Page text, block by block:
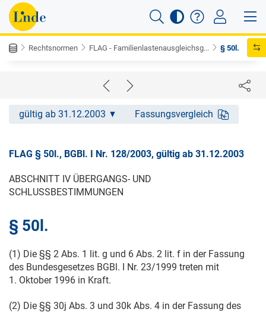
Rechtsnormen FLAG - Familienlastenausgleichsg... § 50l.
gültig ab 31.12.2003 Fassungsvergleich
FLAG § 50l., BGBl. I Nr. 128/2003, gültig ab 31.12.2003
ABSCHNITT IV ÜBERGANGS- UND
SCHLUSSBESTIMMUNGEN
§ 50l.
(1) Die §§ 2 Abs. 1 lit. g und 6 Abs. 2 lit. f in der Fassung
des Bundesgesetzes BGBl. I Nr. 23/1999 treten mit
1. Oktober 1996 in Kraft.
(2) Die §§ 30j Abs. 3 und 30k Abs. 4 in der Fassung des